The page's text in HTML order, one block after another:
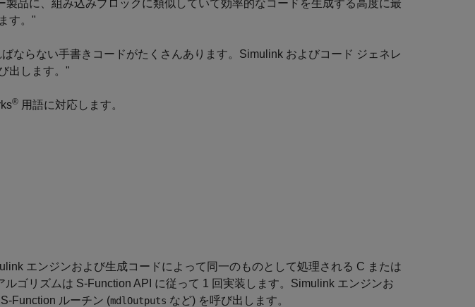
品に、組み込みブロックに類似していて効率的なコードを生成する高度に最
す。"
ならない手書きコードがたくさんあります。Simulink およびコード ジェネレ
出します。"
® 用語に対応します。
エンジンおよび生成コードによって同一のものとして処理される C または
ゴリズムは S-Function API に従って 1 回実装します。Simulink エンジンお
Function ルーチン (mdlOutputs など) を呼び出します。